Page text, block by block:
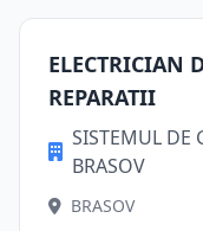
ELECTRICIAN
REPARATII
SISTEMUL DE
BRASOV
BRASOV